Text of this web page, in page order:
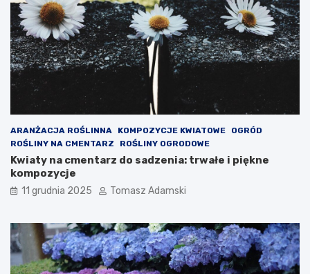
ARANŻACJA ROŚLINNA KOMPOZYCJE KWIATOWE
OGRÓD
ROŚLINY NA CMENTARZ
ROŚLINY OGRODOWE
Kwiaty na cmentarz do sadzenia: trwałe i piękne
kompozycje
11 grudnia 2025 Tomasz Adamski